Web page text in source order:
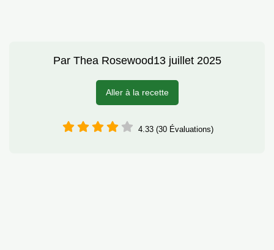
Par Thea Rosewood13 juillet 2025
Aller à la recette
4.33 (30 Évaluations)